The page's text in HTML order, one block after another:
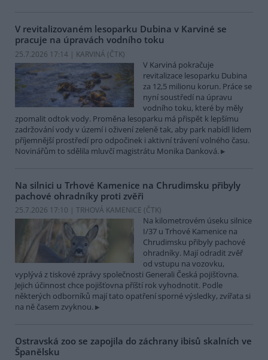
V revitalizovaném lesoparku Dubina v Karviné se
pracuje na úpravách vodního toku
25.7.2026 17:14 | KARVINÁ (ČTK)
V Karviná pokračuje
revitalizace lesoparku Dubina
za 12,5 milionu korun. Práce se
nyní soustředí na úpravu
vodního toku, které by měly
zpomalit odtok vody. Proměna lesoparku má přispět k lepšímu
zadržování vody v území i oživení zeleně tak, aby park nabídl lidem
příjemnější prostředí pro odpočinek i aktivní trávení volného času.
Novinářům to sdělila mluvčí magistrátu Monika Danková.
Na silnici u Trhové Kamenice na Chrudimsku přibyly
pachové ohradníky proti zvěři
25.7.2026 17:10 | TRHOVÁ KAMENICE (ČTK)
Na kilometrovém úseku silnice
I/37 u Trhové Kamenice na
Chrudimsku přibyly pachové
ohradníky. Mají odradit zvěř
od vstupu na vozovku,
vyplývá z tiskové zprávy společnosti Generali Česká pojišťovna.
Jejich účinnost chce pojišťovna příští rok vyhodnotit. Podle
některých odborníků mají tato opatření sporné výsledky, zvířata si
na ně časem zvyknou.
Ostravská zoo se zapojila do záchrany ibisů skalních ve
Španělsku